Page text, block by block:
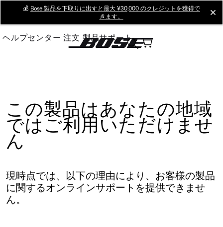
Main
💰 Bose 製品を下取りに出すと最大 ¥30,000 のクレジットを獲得で
きます。
ヘルプセンター 注文 製品サポート
この製品はあなたの地域
ではご利用いただけませ
ん
現時点では、以下の理由により、お客様の製品
に関するオンラインサポートを提供できませ
ん。